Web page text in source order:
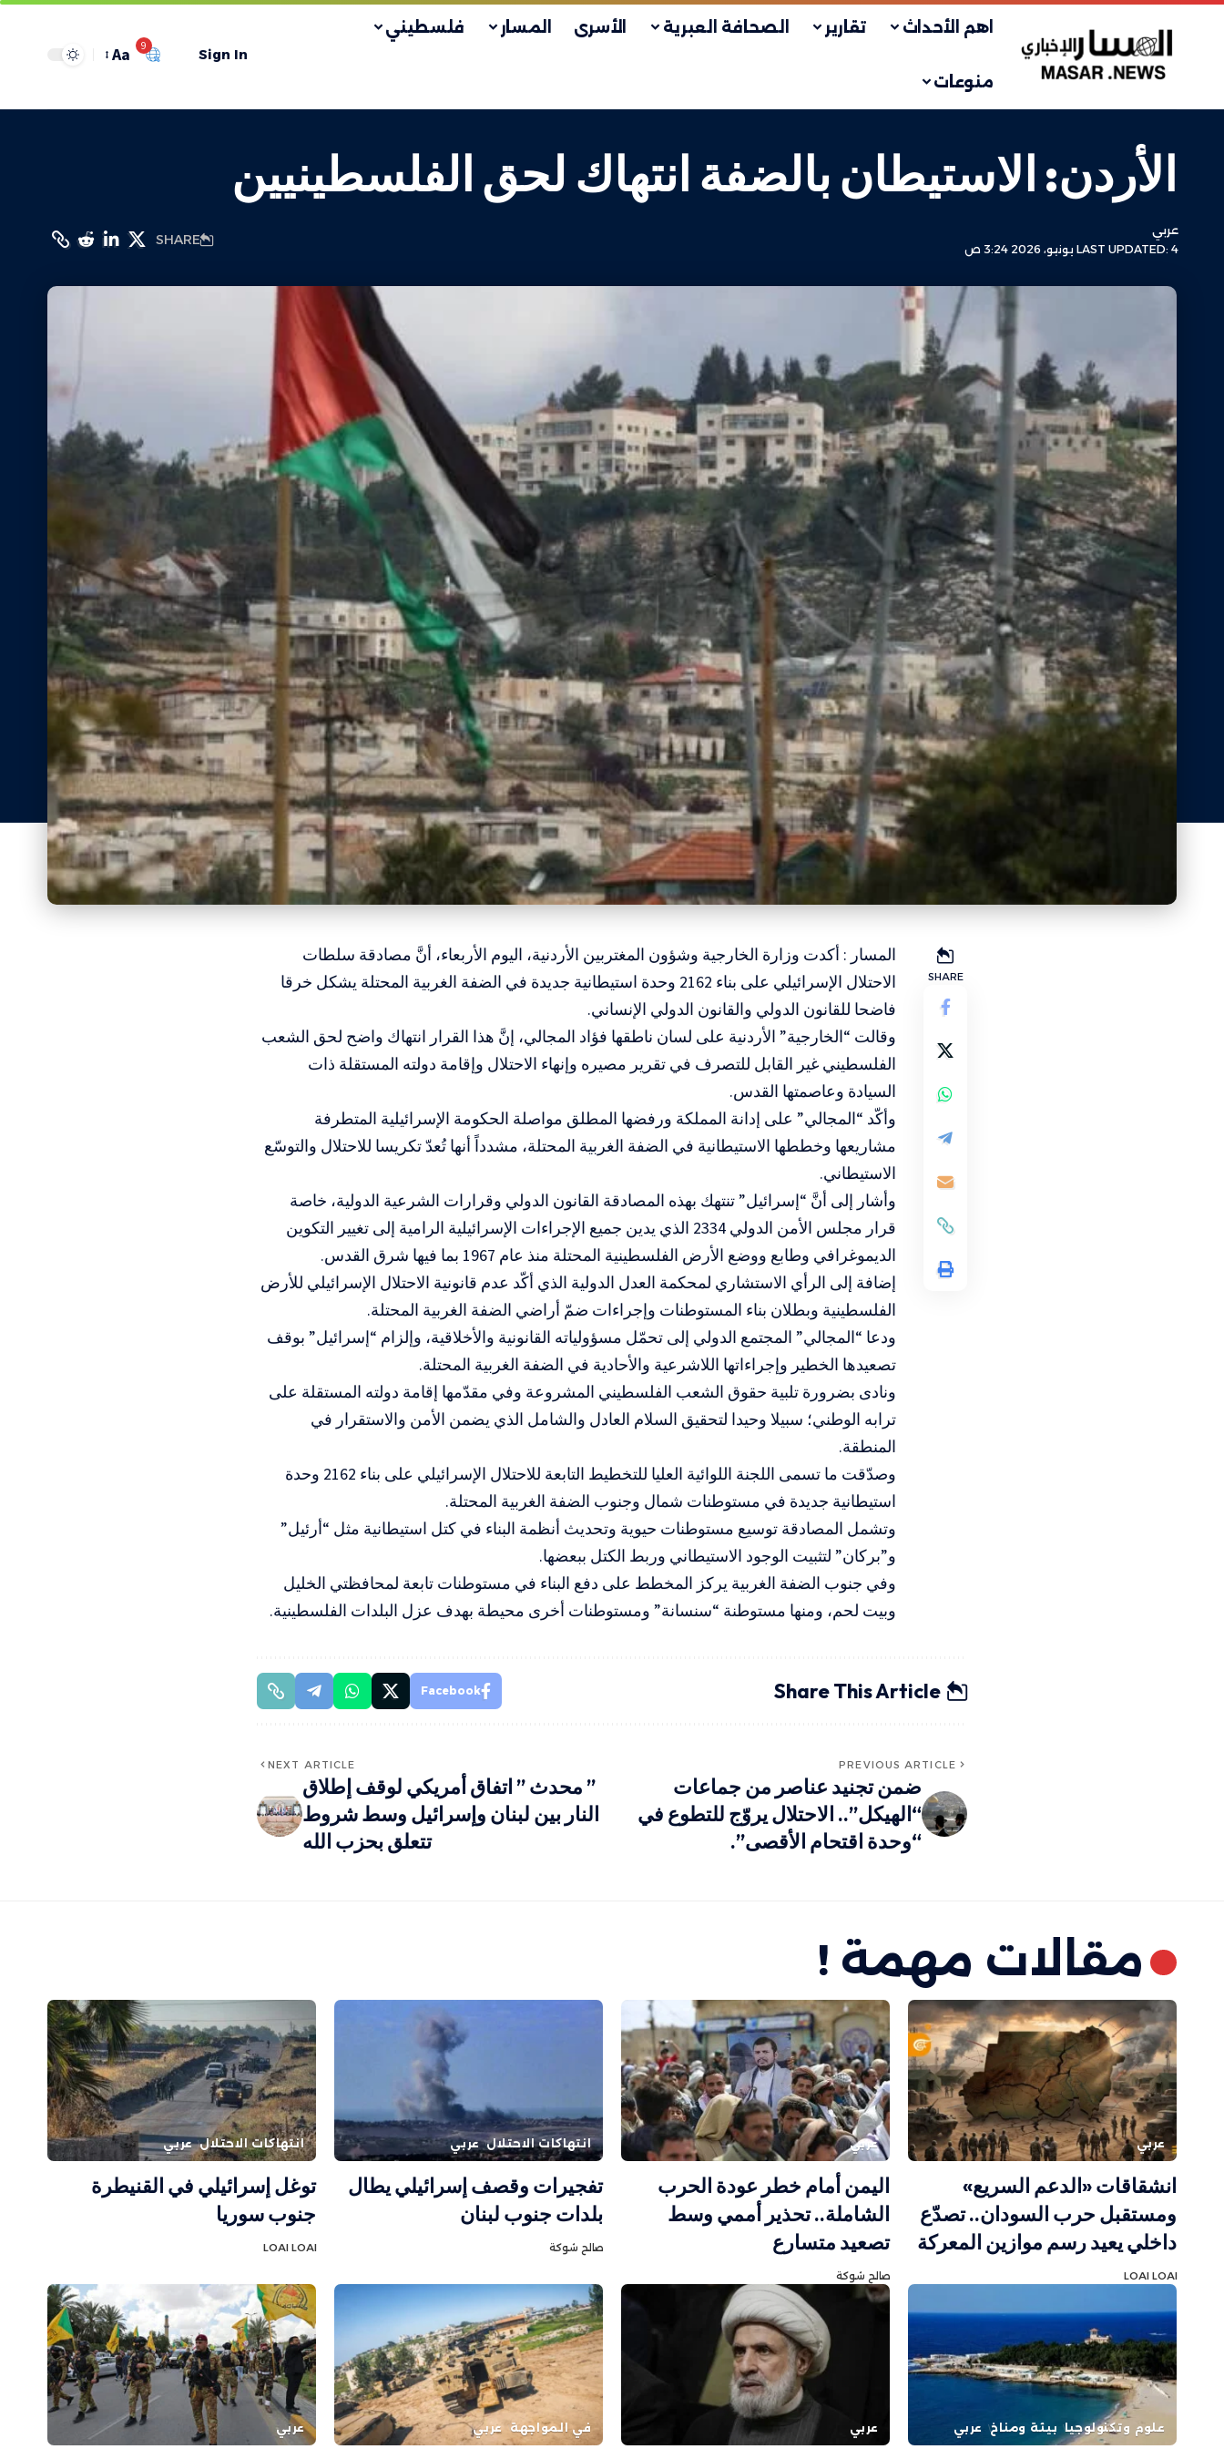
اهم الأحداث تقارير الصحافة العبرية الأسرى المسار فلسطيني
منوعات
Sign In
9
Aa
الأردن: الاستيطان بالضفة انتهاك لحق الفلسطينيين
LAST UPDATED: 4 يونيو، 2026 3:24 ص
عربي
SHARE
SHARE
المسار : أكدت وزارة الخارجية وشؤون المغتربين الأردنية، اليوم الأربعاء، أنَّ مصادقة سلطات
الاحتلال الإسرائيلي على بناء 2162 وحدة استيطانية جديدة في الضفة الغربية المحتلة يشكل خرقا
فاضحا للقانون الدولي والقانون الدولي الإنساني.
وقالت “الخارجية” الأردنية على لسان ناطقها فؤاد المجالي، إنَّ هذا القرار انتهاك واضح لحق الشعب
الفلسطيني غير القابل للتصرف في تقرير مصيره وإنهاء الاحتلال وإقامة دولته المستقلة ذات
السيادة وعاصمتها القدس.
وأكّد “المجالي” على إدانة المملكة ورفضها المطلق مواصلة الحكومة الإسرائيلية المتطرفة
مشاريعها وخططها الاستيطانية في الضفة الغربية المحتلة، مشدداً أنها تُعدّ تكريسا للاحتلال والتوسّع
الاستيطاني.
وأشار إلى أنَّ “إسرائيل” تنتهك بهذه المصادقة القانون الدولي وقرارات الشرعية الدولية، خاصة
قرار مجلس الأمن الدولي 2334 الذي يدين جميع الإجراءات الإسرائيلية الرامية إلى تغيير التكوين
الديموغرافي وطابع ووضع الأرض الفلسطينية المحتلة منذ عام 1967 بما فيها شرق القدس.
إضافة إلى الرأي الاستشاري لمحكمة العدل الدولية الذي أكّد عدم قانونية الاحتلال الإسرائيلي للأرض
الفلسطينية وبطلان بناء المستوطنات وإجراءات ضمّ أراضي الضفة الغربية المحتلة.
‏ودعا “المجالي” المجتمع الدولي إلى تحمّل مسؤولياته القانونية والأخلاقية، وإلزام “إسرائيل” بوقف
تصعيدها الخطير وإجراءاتها اللاشرعية والأحادية في الضفة الغربية المحتلة.
ونادى بضرورة تلبية حقوق الشعب الفلسطيني المشروعة وفي مقدّمها إقامة دولته المستقلة على
ترابه الوطني؛ سبيلا وحيدا لتحقيق السلام العادل والشامل الذي يضمن الأمن والاستقرار في
المنطقة.
وصدّقت ما تسمى اللجنة اللوائية العليا للتخطيط التابعة للاحتلال الإسرائيلي على بناء 2162 وحدة
استيطانية جديدة في مستوطنات شمال وجنوب الضفة الغربية المحتلة.
وتشمل المصادقة توسيع مستوطنات حيوية وتحديث أنظمة البناء في كتل استيطانية مثل “أرئيل”
و”بركان” لتثبيت الوجود الاستيطاني وربط الكتل ببعضها.
وفي جنوب الضفة الغربية يركز المخطط على دفع البناء في مستوطنات تابعة لمحافظتي الخليل
وبيت لحم، ومنها مستوطنة “سنسانة” ومستوطنات أخرى محيطة بهدف عزل البلدات الفلسطينية.
Share This Article
Facebook
PREVIOUS ARTICLE
ضمن تجنيد عناصر من جماعات
“الهيكل”.. الاحتلال يروّج للتطوع في
“وحدة اقتحام الأقصى”.
NEXT ARTICLE
” محدث ” اتفاق أمريكي لوقف إطلاق
النار بين لبنان وإسرائيل وسط شروط
تتعلق بحزب الله
مقالات مهمة !
عربي
انشقاقات «الدعم السريع»
ومستقبل حرب السودان.. تصدّع
داخلي يعيد رسم موازين المعركة
LOAI LOAI
عربي
اليمن أمام خطر عودة الحرب
الشاملة.. تحذير أممي وسط
تصعيد متسارع
صالح شوكة
انتهاكات الاحتلال عربي
تفجيرات وقصف إسرائيلي يطال
بلدات جنوب لبنان
صالح شوكة
انتهاكات الاحتلال عربي
توغل إسرائيلي في القنيطرة
جنوب سوريا
LOAI LOAI
علوم وتكنولوجيا بيئة ومناخ عربي عربي في المواجهة عربي عربي